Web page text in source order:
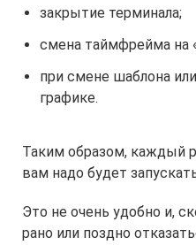
закрытие терминала;
смена таймфрейма на
при смене шаблона
графике.
Таким образом, каждый
вам надо будет
Это не очень удобно и,
рано или поздно